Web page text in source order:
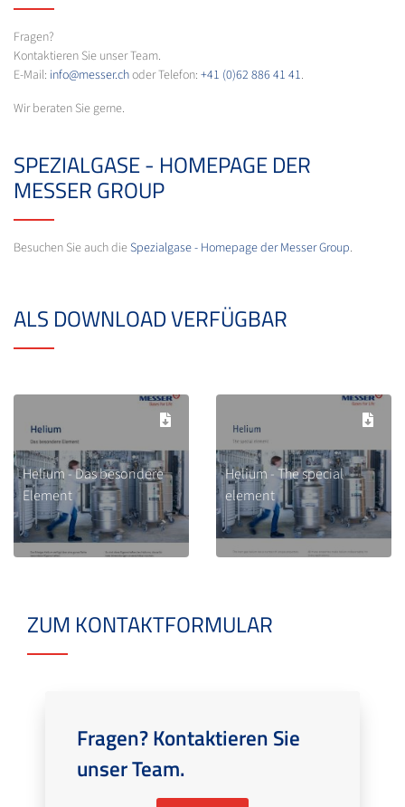
Fragen?
Kontaktieren Sie unser Team.
E-Mail: info@messer.choder Telefon: +41 (0)62 886 41 41.
Wir beraten Sie gerne.
SPEZIALGASE - HOMEPAGE DER
MESSER GROUP
Besuchen Sie auch dieSpezialgase - Homepage der Messer Group.
ALS DOWNLOAD VERFÜGBAR
Helium - Das besondere
Element
Helium - The special
element
ZUM KONTAKTFORMULAR
Fragen? Kontaktieren Sie
unser Team.